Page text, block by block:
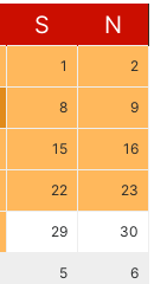
S N
1 2
8 9
15 16
22 23
29 30
5 6